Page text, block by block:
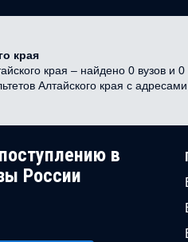
края
края – найдено 0 вузов и
Алтайского края с
в
России